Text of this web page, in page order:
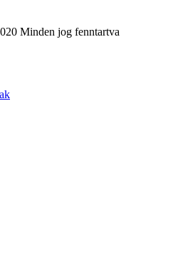
Minden jog fenntartva